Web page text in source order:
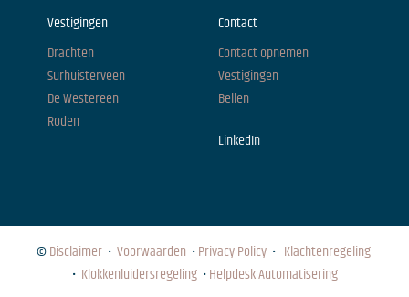
Vestigingen
Drachten
Surhuisterveen
De Westereen
Roden
Contact
Contact opnemen
Vestigingen
Bellen
LinkedIn
©Disclaimer• Voorwaarden •Privacy Policy• Klachtenregeling
• Klokkenluidersregeling•Helpdesk Automatisering